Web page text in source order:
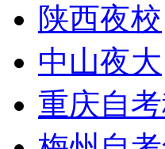
陕西夜校
中山夜大
重庆自考